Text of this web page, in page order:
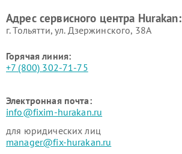
Адрес сервисного центра Hurakan:
г. Тольятти, ул. Дзержинского, 38А
Горячая линия:
+7 (800) 302-71-75
Электронная почта:
info@fixim-hurakan.ru
для юридических лиц
manager@fix-hurakan.ru